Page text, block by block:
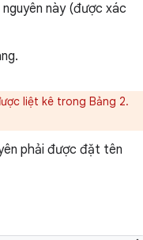
này (được xác
liệt kê trong Bảng 2.
phải được đặt tên